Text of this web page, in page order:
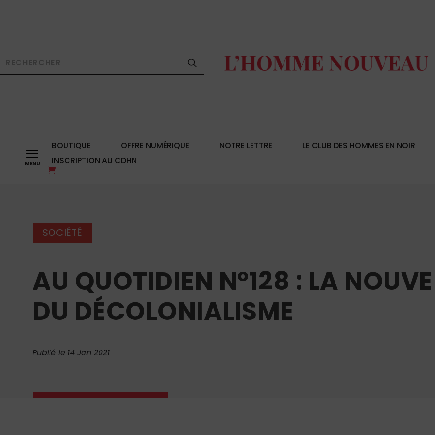
a BOUTIQUE OFFRE NUMÉRIQUE NOTRE LETTRE LE CLUB DES HOMMES EN NOIR
INSCRIPTION AU CDHN
SOCIÉTÉ
AU QUOTIDIEN N°128 : LA
DU DÉCOLONIALISME
Publié le 14 Jan 2021